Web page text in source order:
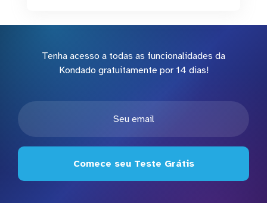
Tenha acesso a todas as funcionalidades da
Kondado gratuitamente por 14 dias!
Comece seu Teste Grátis